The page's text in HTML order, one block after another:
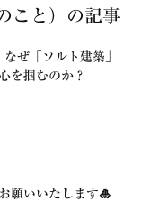
こと）の記事
ぜ「ソルト建築」
を掴むのか？
願いいたします🎍